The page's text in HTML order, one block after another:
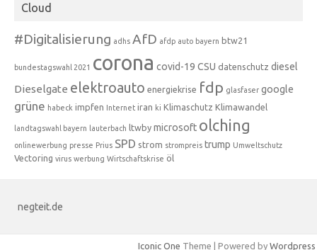
Cloud
#Digitalisierung adhs AfD afdp auto bayern btw21
bundestagswahl 2021 corona covid-19 CSU datenschutz diesel
Dieselgate elektroauto energiekrise fdp glasfaser google
grüne habeck impfen Internet iran ki Klimaschutz Klimawandel
landtagswahl bayern lauterbach ltwby microsoft olching
onlinewerbung presse Prius SPD strom strompreis trump Umweltschutz
Vectoring virus werbung Wirtschaftskrise öl
negteit.de
Iconic One Theme | Powered by Wordpress